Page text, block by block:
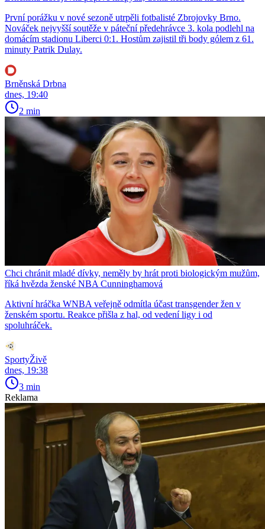
První porážku v nové sezoně utrpěli fotbalisté Zbrojovky Brno.
Nováček nejvyšší soutěže v páteční předehrávce 3. kola podlehl na
domácím stadionu Liberci 0:1. Hostům zajistil tři body gólem z 61.
minuty Patrik Dulay.
Brněnská Drbna
dnes, 19:40
2 min
Chci chránit mladé dívky, neměly by hrát proti biologickým mužům,
říká hvězda ženské NBA Cunninghamová
Aktivní hráčka WNBA veřejně odmítla účast transgender žen v
ženském sportu. Reakce přišla z hal, od vedení ligy i od
spoluhráček.
SportyŽivě
dnes, 19:38
3 min
Reklama